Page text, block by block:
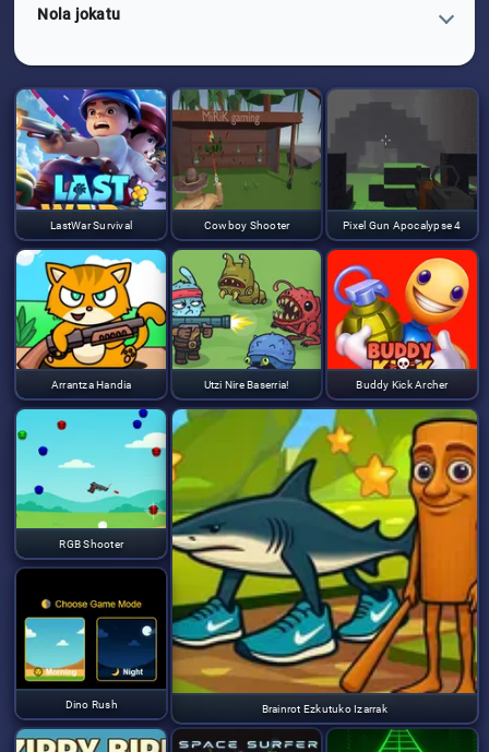
Nola jokatu
LastWar Survival Cowboy Shooter Pixel Gun Apocalypse 4
Arrantza Handia Utzi Nire Baserria! Buddy Kick Archer
RGB Shooter
Brainrot Ezkutuko Izarrak
Dino Rush